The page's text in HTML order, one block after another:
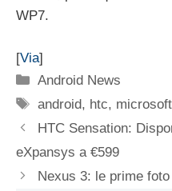
WP7.
[Via]
Categorie
Android News
Tag
android, htc, microsoft
HTC Sensation:
eXpansys a €599
Nexus 3: le prime